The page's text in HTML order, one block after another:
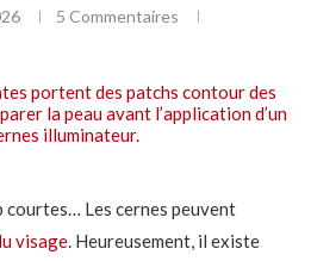
5 Commentaires
Les cernes peuvent
visage. Heureusement, il existe